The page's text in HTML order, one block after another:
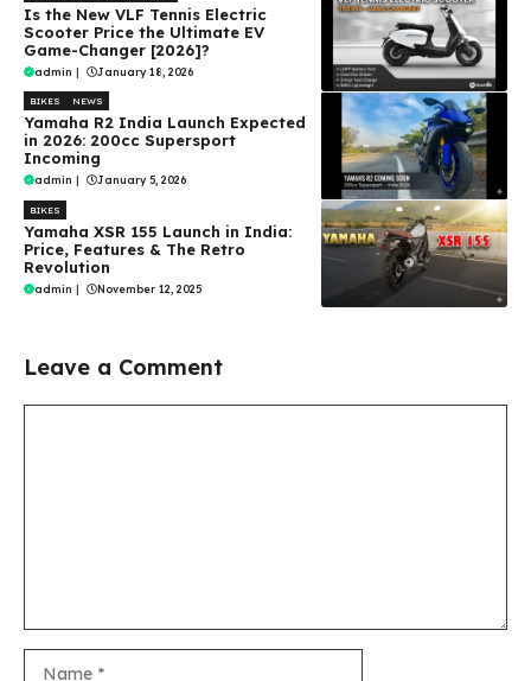
Is the New VLF Tennis Electric
Scooter Price the Ultimate EV
Game-Changer [2026]?
admin | January 18, 2026
BIKES NEWS
Yamaha R2 India Launch Expected
in 2026: 200cc Supersport
Incoming
admin | January 5, 2026
BIKES
Yamaha XSR 155 Launch in India:
Price, Features & The Retro
Revolution
admin | November 12, 2025
Leave a Comment